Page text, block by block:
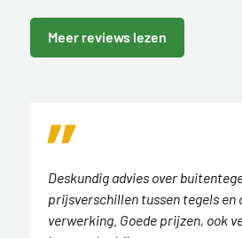
Meer reviews lezen
Deskundig advies over
prijsverschillen tussen tegels en
verwerking. Goede prijzen, ook